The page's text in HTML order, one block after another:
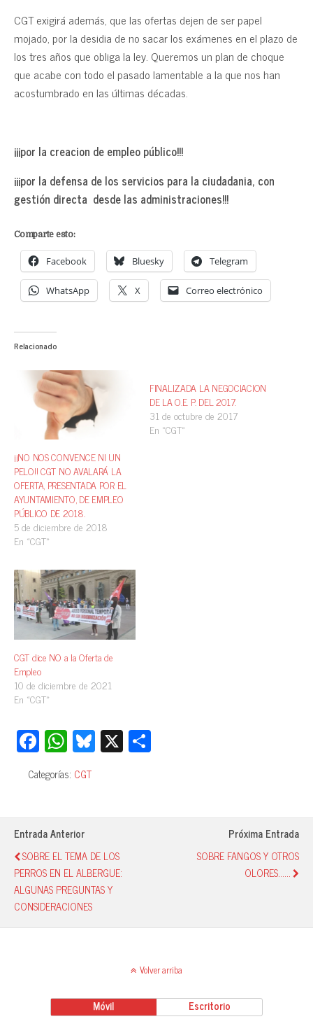
CGT exigirá además, que las ofertas dejen de ser papel
mojado, por la desidia de no sacar los exámenes en el plazo de
los tres años que obliga la ley. Queremos un plan de choque
que acabe con todo el pasado lamentable a la que nos han
acostumbrado en las últimas décadas.
¡¡¡por la creacion de empleo público!!!
¡¡¡por la defensa de los servicios para la ciudadania, con
gestión directa desde las administraciones!!!
Comparte esto:
Facebook Bluesky Telegram
WhatsApp X Correo electrónico
Relacionado
¡¡NO NOS CONVENCE NI UN
PELO!! CGT NO AVALARÁ LA
OFERTA, PRESENTADA POR EL
AYUNTAMIENTO, DE EMPLEO
PÚBLICO DE 2018.
5 de diciembre de 2018
En «CGT»
FINALIZADA LA NEGOCIACION
DE LA O.E. P. DEL 2017.
31 de octubre de 2017
En «CGT»
CGT dice NO a la Oferta de
Empleo
10 de diciembre de 2021
En «CGT»
Fa
ce
bo
ok
W
ha
ts
A
pp
Bl
ue
y
X
pa
Categorías: CGT
Entrada Anterior
SOBRE EL TEMA DE LOS
PERROS EN EL ALBERGUE:
ALGUNAS PREGUNTAS Y
CONSIDERACIONES
Próxima Entrada
SOBRE FANGOS Y OTROS
OLORES......
Volver arriba
Móvil Escritorio